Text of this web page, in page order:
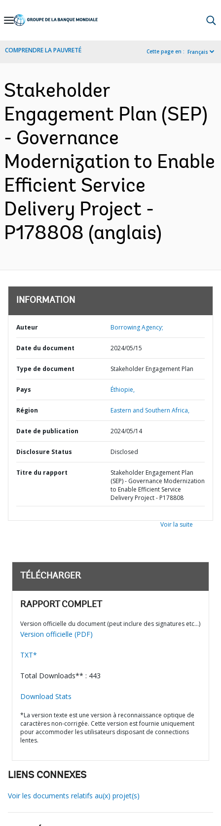
Skip
Navigation
COMPRENDRE LA PAUVRETÉ Cette page en : Français
Stakeholder
Engagement Plan (SEP)
- Governance
Modernization to Enable
Efficient Service
Delivery Project -
P178808 (anglais)
INFORMATION
Auteur Borrowing Agency;
Date du document 2024/05/15
Type de document Stakeholder Engagement Plan
Pays Éthiopie,
Région Eastern and Southern Africa,
Date de publication 2024/05/14
Disclosure Status Disclosed
Titre du rapport
Stakeholder Engagement Plan
(SEP) - Governance Modernization
to Enable Efficient Service
Delivery Project - P178808
Voir la suite
TÉLÉCHARGER
RAPPORT COMPLET
Version officielle du document (peut inclure des signatures etc…)
Version officielle (PDF)
TXT*
Total Downloads** : 443
Download Stats
*La version texte est une version à reconnaissance optique de
caractères non-corrigée. Cette version est fournie uniquement
pour accommoder les utilisateurs disposant de connections
lentes.
LIENS CONNEXES
Voir les documents relatifs au(x) projet(s)